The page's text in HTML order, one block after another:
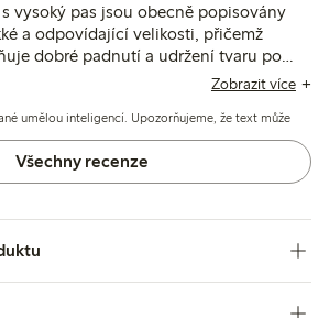
vysoký pas jsou obecně popisovány
a odpovídající velikosti, přičemž
dobré padnutí a udržení tvaru po
upozorňuje na problémy s odolností,
Zobrazit více
umělou inteligencí. Upozorňujeme, že text může
Všechny recenze